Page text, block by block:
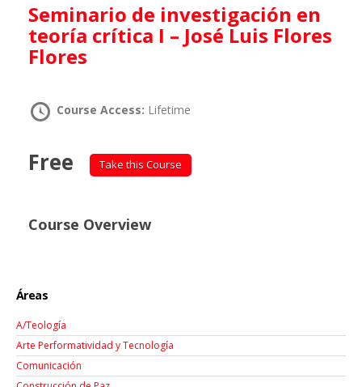
Seminario de investigación en
teoría crítica I – José Luis Flores
Flores
Course Access: Lifetime
Free Take this Course
Course Overview
Áreas
A/Teología
Arte Performatividad y Tecnología
Comunicación